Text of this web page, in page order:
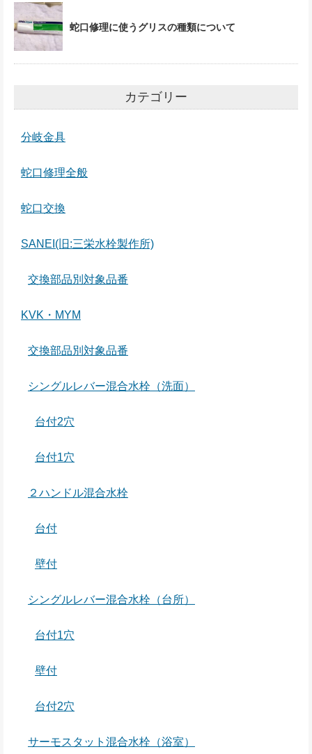
蛇口修理に使うグリスの種類について
カテゴリー
分岐金具
蛇口修理全般
蛇口交換
SANEI(旧:三栄水栓製作所)
交換部品別対象品番
KVK・MYM
交換部品別対象品番
シングルレバー混合水栓（洗面）
台付2穴
台付1穴
２ハンドル混合水栓
台付
壁付
シングルレバー混合水栓（台所）
台付1穴
壁付
台付2穴
サーモスタット混合水栓（浴室）